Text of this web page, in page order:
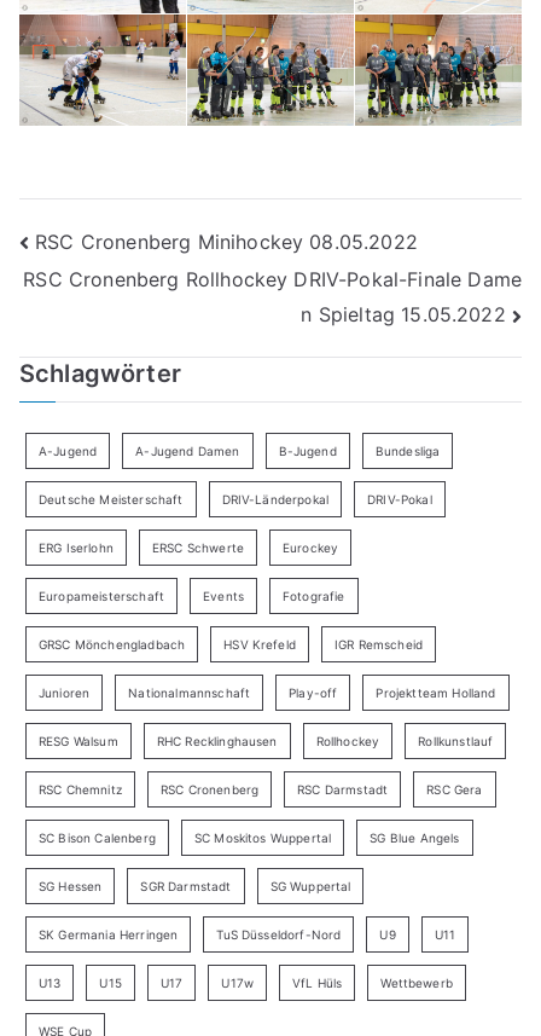
Beitragsnavigation
RSC Cronenberg Minihockey 08.05.2022
RSC Cronenberg Rollhockey DRIV-Pokal-Finale Dame
n Spieltag 15.05.2022
Schlagwörter
A-Jugend A-Jugend Damen B-Jugend Bundesliga
Deutsche Meisterschaft DRIV-Länderpokal DRIV-Pokal
ERG Iserlohn ERSC Schwerte Eurockey
Europameisterschaft Events Fotografie
GRSC Mönchengladbach HSV Krefeld IGR Remscheid
Junioren Nationalmannschaft Play-off Projektteam Holland
RESG Walsum RHC Recklinghausen Rollhockey Rollkunstlauf
RSC Chemnitz RSC Cronenberg RSC Darmstadt RSC Gera
SC Bison Calenberg SC Moskitos Wuppertal SG Blue Angels
SG Hessen SGR Darmstadt SG Wuppertal
SK Germania Herringen TuS Düsseldorf-Nord U9 U11
U13 U15 U17 U17w VfL Hüls Wettbewerb
WSE Cup